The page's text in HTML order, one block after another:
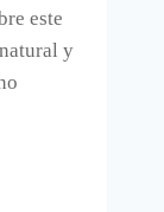
este
y